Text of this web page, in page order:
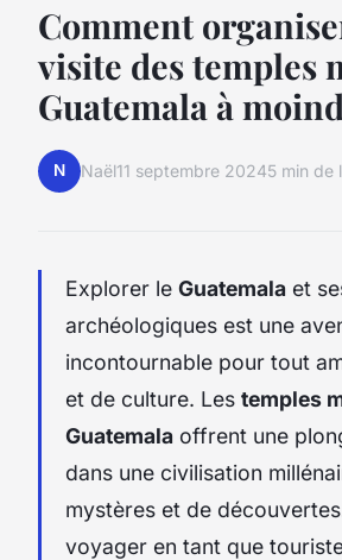
Comment
visite des temples
Guatemala à
N Naël11 septembre 20245 min de
Explorer le Guatemala et
archéologiques est une
incontournable pour tout
et de culture. Les temples
Guatemala offrent une
dans une civilisation
mystères et de
voyager en tant que